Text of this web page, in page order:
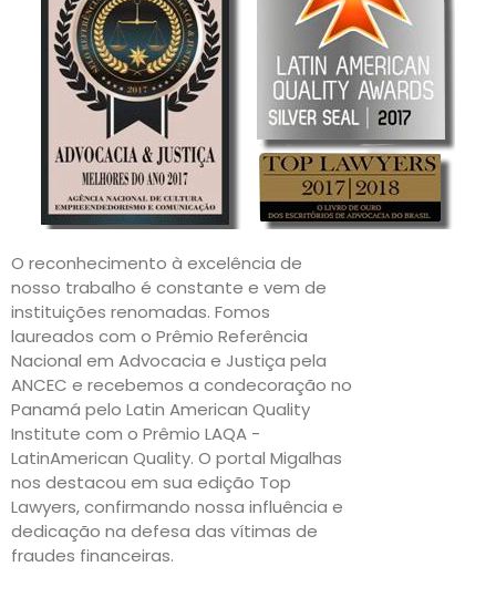
O reconhecimento à excelência de
nosso trabalho é constante e vem de
instituições renomadas. Fomos
laureados com o Prêmio Referência
Nacional em Advocacia e Justiça pela
ANCEC e recebemos a condecoração no
Panamá pelo Latin American Quality
Institute com o Prêmio LAQA -
LatinAmerican Quality. O portal Migalhas
nos destacou em sua edição Top
Lawyers, confirmando nossa influência e
dedicação na defesa das vítimas de
fraudes financeiras.